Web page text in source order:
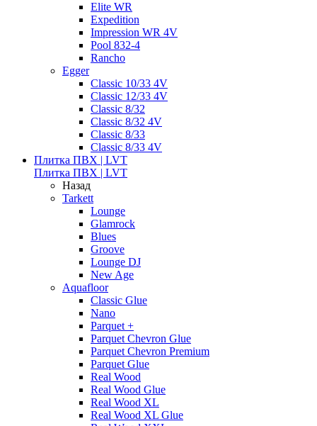
Elite WR
Expedition
Impression WR 4V
Pool 832-4
Rancho
Egger
Classic 10/33 4V
Classic 12/33 4V
Classic 8/32
Classic 8/32 4V
Classic 8/33
Classic 8/33 4V
Плитка ПВХ | LVT
Плитка ПВХ | LVT
Назад
Tarkett
Lounge
Glamrock
Blues
Groove
Lounge DJ
New Age
Aquafloor
Classic Glue
Nano
Parquet +
Parquet Chevron Glue
Parquet Chevron Premium
Parquet Glue
Real Wood
Real Wood Glue
Real Wood XL
Real Wood XL Glue